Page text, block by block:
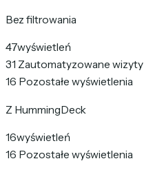
Bez filtrowania
47wyświetleń
31 Zautomatyzowane wizyty
16 Pozostałe wyświetlenia
Z HummingDeck
16wyświetleń
16 Pozostałe wyświetlenia